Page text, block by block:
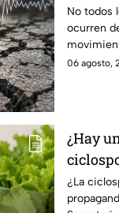
No todos
ocurren
réplicas.
06 agosto,
¿Hay
el
¿La